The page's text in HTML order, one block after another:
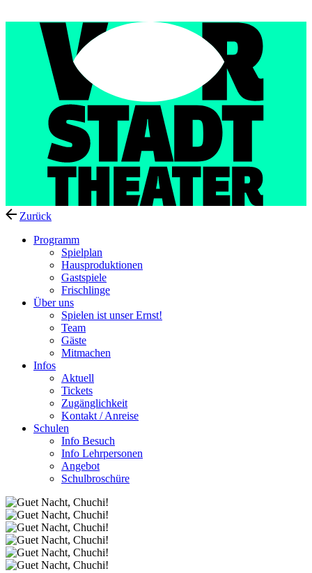
Zurück
Programm
Spielplan
Hausproduktionen
Gastspiele
Frischlinge
Über uns
Spielen ist unser Ernst!
Team
Gäste
Mitmachen
Infos
Aktuell
Tickets
Zugänglichkeit
Kontakt / Anreise
Schulen
Info Besuch
Info Lehrpersonen
Angebot
Schulbroschüre